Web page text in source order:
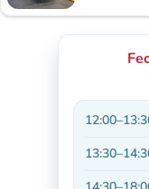
12:00–
13:30–